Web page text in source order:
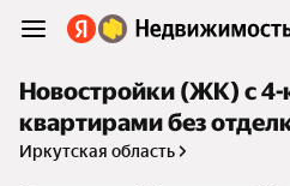
Новостройки (ЖК) с
квартирами без
Иркутская область